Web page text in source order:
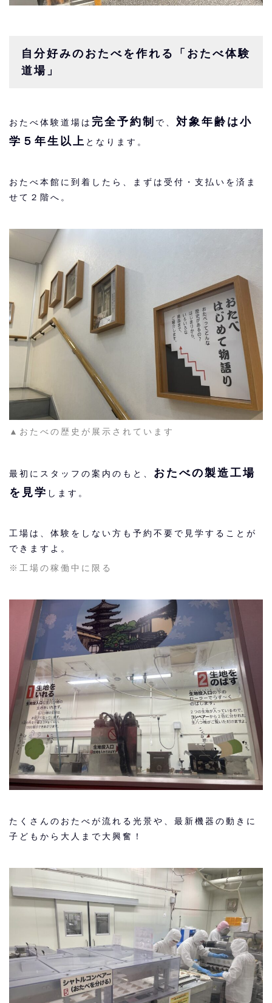
自分好みのおたべを作れる「おたべ体験
道場」
おたべ体験道場は 完全予約制 で、 対象年齢は小
学５年生以上 となります。
おたべ本館に到着したら、まずは受付・支払いを済ま
せて２階へ。
▲おたべの歴史が展示されています
最初にスタッフの案内のもと、 おたべの製造工場
を見学 します。
工場は、体験をしない方も予約不要で見学することが
できますよ。
※工場の稼働中に限る
たくさんのおたべが流れる光景や、最新機器の動きに
子どもから大人まで大興奮！